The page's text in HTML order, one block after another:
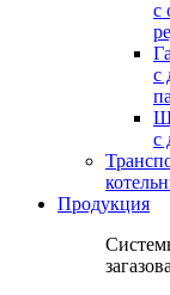
с
с
c
Продукция